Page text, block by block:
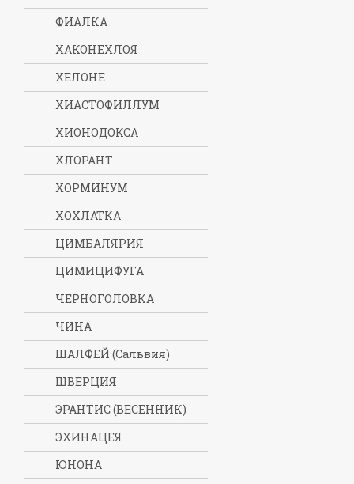
ФИАЛКА
ХАКОНЕХЛОЯ
ХЕЛОНЕ
ХИАСТОФИЛЛУМ
ХИОНОДОКСА
ХЛОРАНТ
ХОРМИНУМ
ХОХЛАТКА
ЦИМБАЛЯРИЯ
ЦИМИЦИФУГА
ЧЕРНОГОЛОВКА
ЧИНА
ШАЛФЕЙ (Сальвия)
ШВЕРЦИЯ
ЭРАНТИС (ВЕСЕННИК)
ЭХИНАЦЕЯ
ЮНОНА